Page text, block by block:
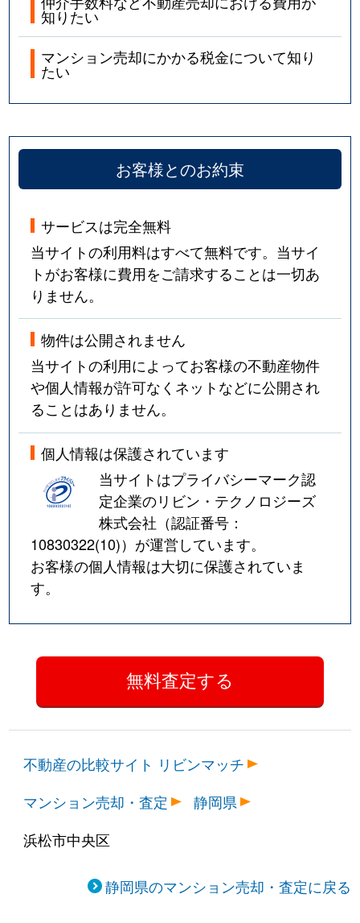
知りたい
マンション売却にかかる税金について知り
たい
お客様とのお約束
サービスは完全無料
当サイトの利用料はすべて無料です。当サイ
トがお客様に費用をご請求することは一切あ
りません。
物件は公開されません
当サイトの利用によってお客様の不動産物件
や個人情報が許可なくネットなどに公開され
ることはありません。
個人情報は保護されています
当サイトはプライバシーマーク認
定企業のリビン・テクノロジーズ
株式会社（認証番号：
10830322(10)）が運営しています。
お客様の個人情報は大切に保護されていま
す。
不動産の比較サイト リビンマッチ
マンション売却・査定
静岡県
浜松市中央区
静岡県のマンション売却・査定に戻る